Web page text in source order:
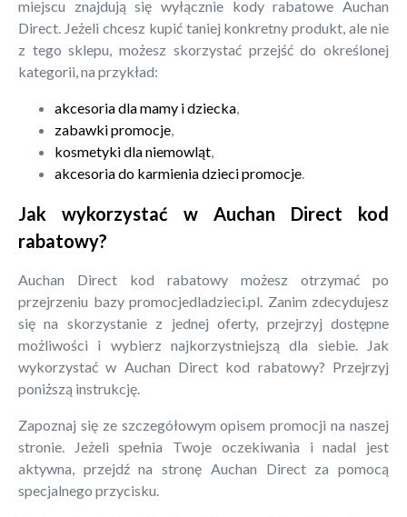
miejscu znajdują się wyłącznie kody rabatowe Auchan
Direct. Jeżeli chcesz kupić taniej konkretny produkt, ale nie
z tego sklepu, możesz skorzystać przejść do określonej
kategorii, na przykład:
akcesoria dla mamy i dziecka,
zabawki promocje,
kosmetyki dla niemowląt,
akcesoria do karmienia dzieci promocje.
Jak wykorzystać w Auchan Direct kod
rabatowy?
Auchan Direct kod rabatowy możesz otrzymać po
przejrzeniu bazy promocjedladzieci.pl. Zanim zdecydujesz
się na skorzystanie z jednej oferty, przejrzyj dostępne
możliwości i wybierz najkorzystniejszą dla siebie. Jak
wykorzystać w Auchan Direct kod rabatowy? Przejrzyj
poniższą instrukcję.
Zapoznaj się ze szczegółowym opisem promocji na naszej
stronie. Jeżeli spełnia Twoje oczekiwania i nadal jest
aktywna, przejdź na stronę Auchan Direct za pomocą
specjalnego przycisku.